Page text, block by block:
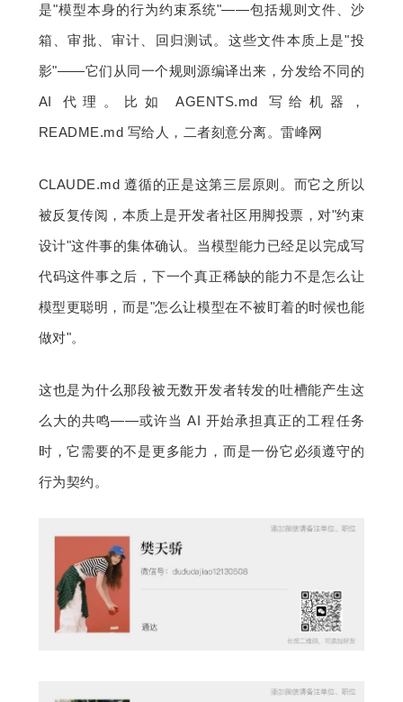
是"模型本身的行为约束系统"——包括规则文件、沙
箱、审批、审计、回归测试。这些文件本质上是"投
影"——它们从同一个规则源编译出来，分发给不同的
AI 代理。比如 AGENTS.md 写给机器，
README.md 写给人，二者刻意分离。雷峰网
CLAUDE.md 遵循的正是这第三层原则。而它之所以
被反复传阅，本质上是开发者社区用脚投票，对"约束
设计"这件事的集体确认。当模型能力已经足以完成写
代码这件事之后，下一个真正稀缺的能力不是怎么让
模型更聪明，而是"怎么让模型在不被盯着的时候也能
做对"。
这也是为什么那段被无数开发者转发的吐槽能产生这
么大的共鸣——或许当 AI 开始承担真正的工程任务
时，它需要的不是更多能力，而是一份它必须遵守的
行为契约。